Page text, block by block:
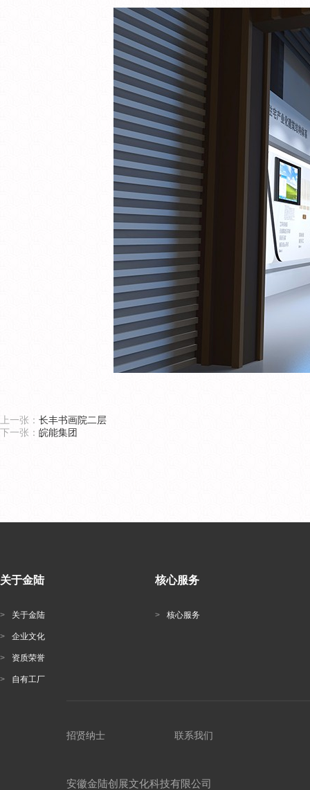
上一张： 长丰书画院二层
下一张： 皖能集团
关于金陆
> 关于金陆
> 企业文化
> 资质荣誉
> 自有工厂
核心服务
> 核心服务
招贤纳士 联系我们
安徽金陆创展文化科技有限公司